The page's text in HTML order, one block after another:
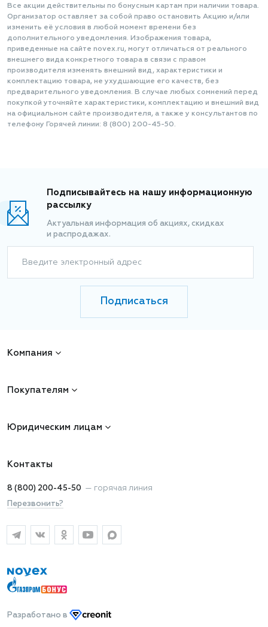
Все акции действительны по бонусным картам при наличии товара.
Организатор оставляет за собой право остановить Акцию и/или
изменить её условия в любой момент времени без
дополнительного уведомления. Изображения товара,
приведенные на сайте novex.ru, могут отличаться от реального
внешнего вида конкретного товара в связи с правом
производителя изменять внешний вид, характеристики и
комплектацию товара, не ухудшающие его качеств, без
предварительного уведомления. В случае любых сомнений перед
покупкой уточняйте характеристики, комплектацию и внешний вид
на официальном сайте производителя, а также у консультантов по
телефону Горячей линии: 8 (800) 200-45-50.
Подписывайтесь на нашу информационную
рассылку
Актуальная информация об акциях, скидках
и распродажах.
Введите электронный адрес
Подписаться
Компания
Покупателям
Юридическим лицам
Контакты
8 (800) 200-45-50 — горячая линия
Перезвонить?
Разработано в